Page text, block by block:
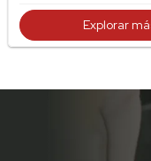
Explorar